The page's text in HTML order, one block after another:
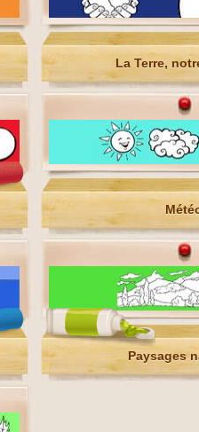
La Terre,
Paysages